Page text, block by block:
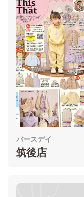
バースデイ
筑後店